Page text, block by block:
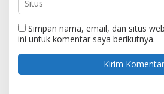
Simpan nama, email, dan situs
ini untuk komentar saya berikutnya.